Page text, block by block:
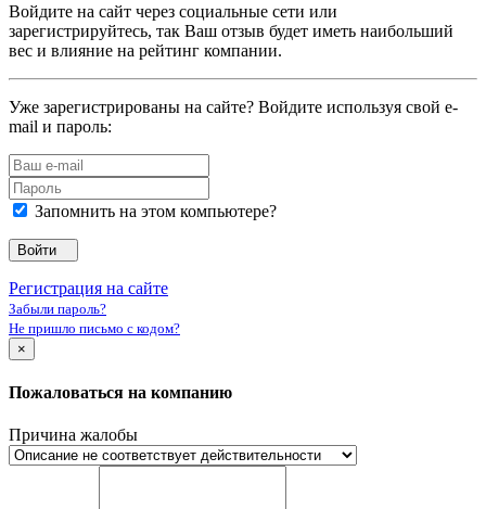
Войдите на сайт через социальные сети или
зарегистрируйтесь, так Ваш отзыв будет иметь наибольший
вес и влияние на рейтинг компании.
Уже зарегистрированы на сайте? Войдите используя свой e-
mail и пароль:
Запомнить на этом компьютере?
Войти
Регистрация на сайте
Забыли пароль?
Не пришло письмо с кодом?
×
Пожаловаться на компанию
Причина жалобы